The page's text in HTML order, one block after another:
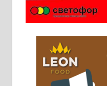
Потребна два
стоваришту
информација
стовариште у
Горког 26
8 до 15 часова.